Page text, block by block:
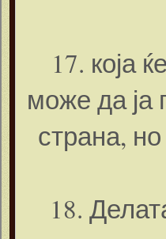
17. која
може да ја
страна,
18.